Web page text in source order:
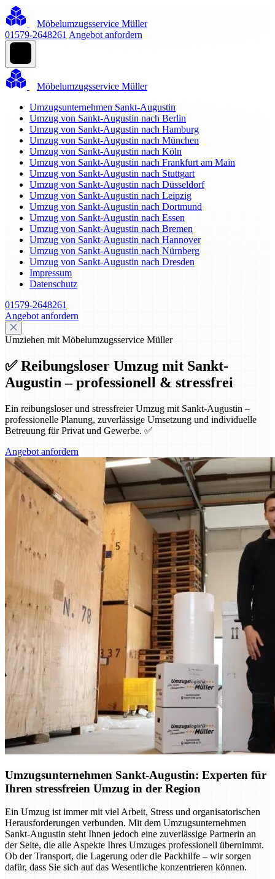
Möbelumzugsservice Müller
01579-2648261 Angebot anfordern
Möbelumzugsservice Müller
Umzugsunternehmen Sankt-Augustin
Umzug von Sankt-Augustin nach Berlin
Umzug von Sankt-Augustin nach Hamburg
Umzug von Sankt-Augustin nach München
Umzug von Sankt-Augustin nach Köln
Umzug von Sankt-Augustin nach Frankfurt am Main
Umzug von Sankt-Augustin nach Stuttgart
Umzug von Sankt-Augustin nach Düsseldorf
Umzug von Sankt-Augustin nach Leipzig
Umzug von Sankt-Augustin nach Dortmund
Umzug von Sankt-Augustin nach Essen
Umzug von Sankt-Augustin nach Bremen
Umzug von Sankt-Augustin nach Hannover
Umzug von Sankt-Augustin nach Nürnberg
Umzug von Sankt-Augustin nach Dresden
Impressum
Datenschutz
01579-2648261
Angebot anfordern
Umziehen mit Möbelumzugsservice Müller
✅ Reibungsloser Umzug mit Sankt-
Augustin – professionell & stressfrei
Ein reibungsloser und stressfreier Umzug mit Sankt-Augustin –
professionelle Planung, zuverlässige Umsetzung und individuelle
Betreuung für Privat und Gewerbe. ✅
Angebot anfordern
Umzugsunternehmen Sankt-Augustin: Experten für
Ihren stressfreien Umzug in der Region
Ein Umzug ist immer mit viel Arbeit, Stress und organisatorischen
Herausforderungen verbunden. Mit dem Umzugsunternehmen
Sankt-Augustin steht Ihnen jedoch eine zuverlässige Partnerin an
der Seite, die alle Aspekte Ihres Umzuges professionell übernimmt.
Ob der Transport, die Lagerung oder die Packhilfe – wir sorgen
dafür, dass Sie sich auf das Wesentliche konzentrieren können.